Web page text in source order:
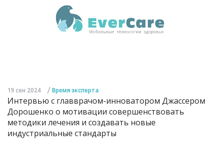
19 сен 2024 / Время эксперта
Интервью с главврачом-инноватором Джассером
Дорошенко о мотивации совершенствовать
методики лечения и создавать новые
индустриальные стандарты